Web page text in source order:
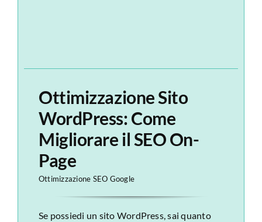
Ottimizzazione Sito
WordPress: Come
Migliorare il SEO On-
Page
Ottimizzazione SEO Google
Se possiedi un sito WordPress, sai quanto